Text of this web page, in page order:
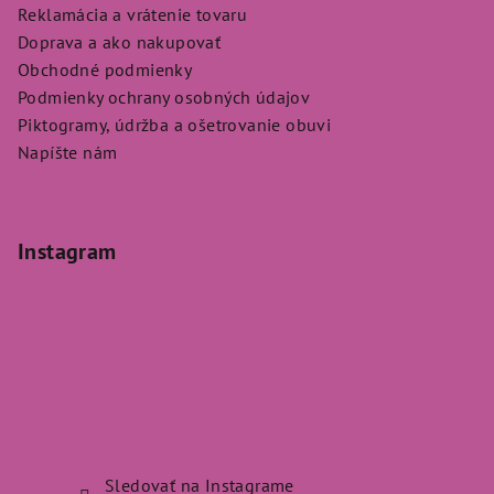
Reklamácia a vrátenie tovaru
Doprava a ako nakupovať
Obchodné podmienky
Podmienky ochrany osobných údajov
Piktogramy, údržba a ošetrovanie obuvi
Napíšte nám
Instagram
Sledovať na Instagrame